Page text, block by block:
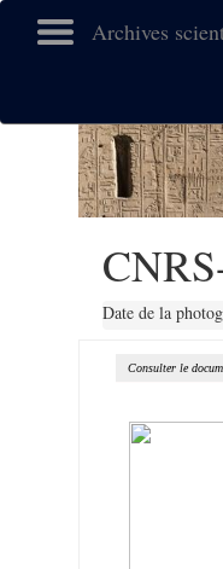
Archives
Date de la
Consulter le